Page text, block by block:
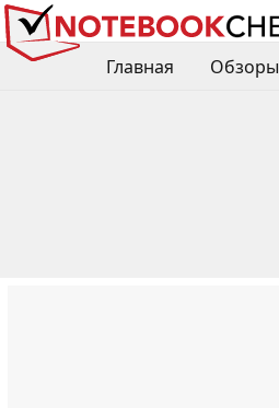
Главная Обзоры